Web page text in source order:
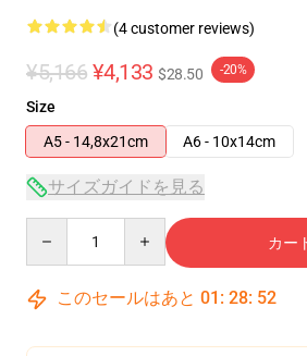
(4 customer reviews)
¥5,166 ¥4,133 $28.50 -20%
Size
A5 - 14,8x21cm
A6 - 10x14cm
サイズガイドを見る
カー
このセールはあと 01 : 28: 52